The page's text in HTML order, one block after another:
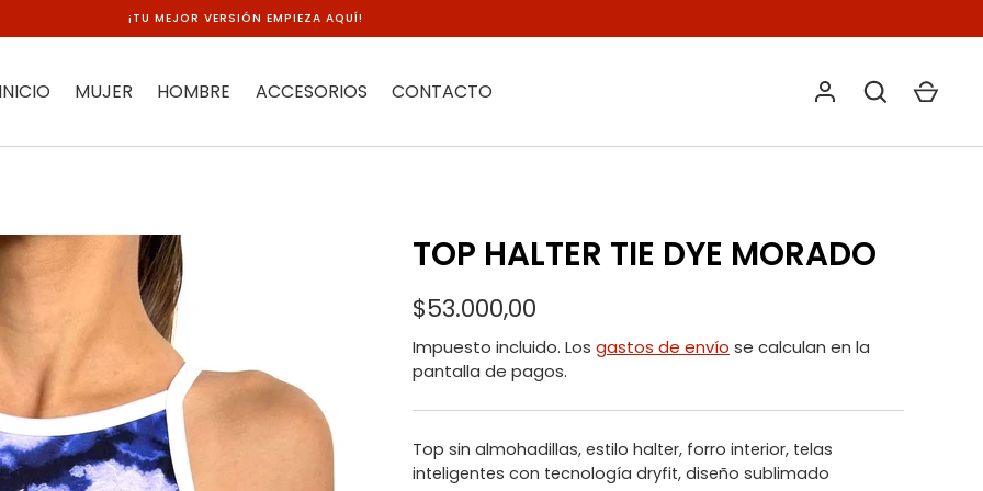
¡TU MEJOR VERSIÓN EMPIEZA AQUÍ!
INICIO MUJER HOMBRE ACCESORIOS CONTACTO
TOP HALTER TIE DYE MORADO
$53.000,00
Impuesto incluido. Los gastos de envío se calculan en la
pantalla de pagos.
Top sin almohadillas, estilo halter, forro interior, telas
inteligentes con tecnología dryfit, diseño sublimado